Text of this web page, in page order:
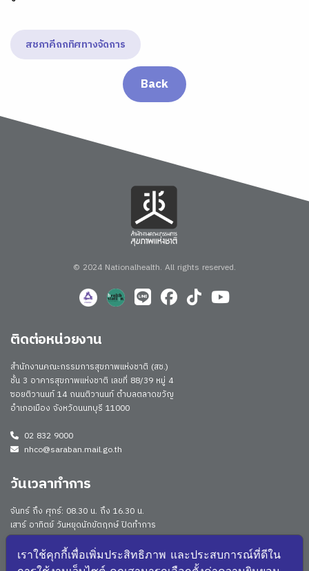
สชภาคีถกทิศทางจัดการ
Back
© 2024 Nationalhealth. All rights reserved.
ติดต่อหน่วยงาน
สำนักงานคณะกรรมการสุขภาพแห่งชาติ (สช.)
ชั้น 3 อาคารสุขภาพแห่งชาติ เลขที่ 88/39 หมู่ 4
ซอยติวานนท์ 14 ถนนติวานนท์ ตำบลตลาดขวัญ
อำเภอเมือง จังหวัดนนทบุรี 11000
02 832 9000
nhco@saraban.mail.go.th
วันเวลาทำการ
จันทร์ ถึง ศุกร์: 08.30 น. ถึง 16.30 น.
เสาร์ อาทิตย์ วันหยุดนักขัตฤกษ์ ปิดทำการ
Work From Anywhere (WFA)/ Work From Home (WFH)
ดูประกาศนโยบาย
เราใช้คุกกี้เพื่อเพิ่มประสิทธิภาพ และประสบการณ์ที่ดีใน